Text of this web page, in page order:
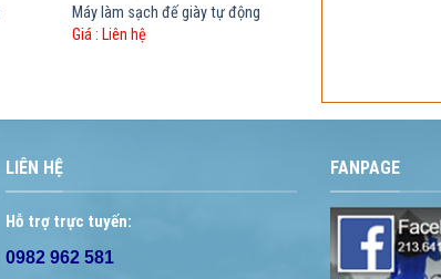
Máy làm sạch đế giày tự động
Giá : Liên hệ
LIÊN HỆ
Hỗ trợ trực tuyến:
0982 962 581
FANPAGE